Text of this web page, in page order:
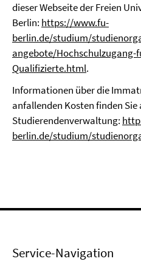
dieser Webseite der Freien
Berlin: https://www.fu-
berlin.de/studium/
angebote/Hochschulzugang-
Qualifizierte.html.
Informationen über die
anfallenden Kosten finden Sie
Studierendenverwaltung:
berlin.de/studium/
Service-Navigation